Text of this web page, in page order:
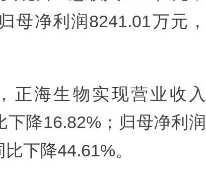
母净利润8241.01万元，
正海生物实现营业收入
下降16.82%；归母净利润
下降44.61%。